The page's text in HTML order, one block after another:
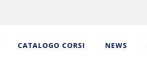
CATALOGO CORSI NEWS